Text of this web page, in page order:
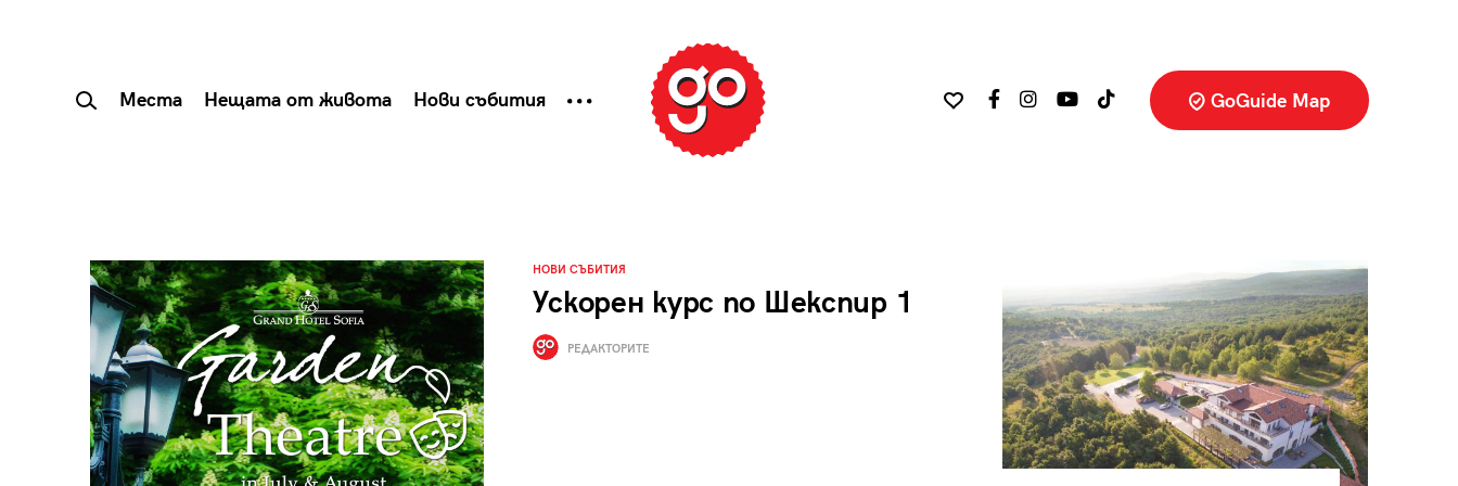
Места Нещата от живота Нови събития GoGuide Map
НОВИ СЪБИТИЯ
Ускорен курс по Шекспир 1
РЕДАКТОРИТЕ